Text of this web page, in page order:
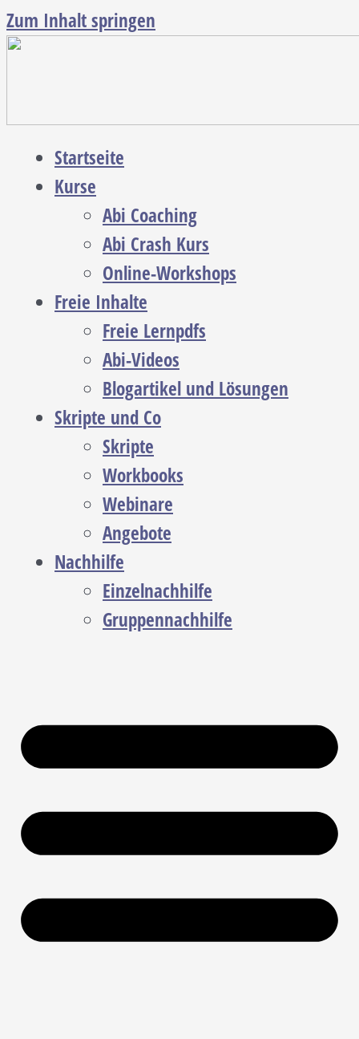
Zum Inhalt springen
Startseite
Kurse
Abi Coaching
Abi Crash Kurs
Online-Workshops
Freie Inhalte
Freie Lernpdfs
Abi-Videos
Blogartikel und Lösungen
Skripte und Co
Skripte
Workbooks
Webinare
Angebote
Nachhilfe
Einzelnachhilfe
Gruppennachhilfe